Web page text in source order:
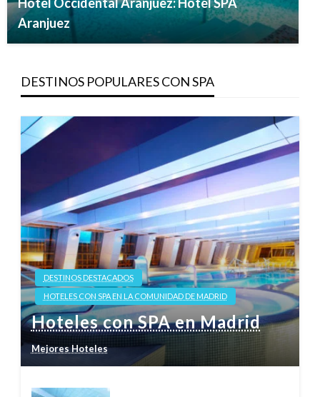
Hotel Occidental Aranjuez: Hotel SPA
Aranjuez
DESTINOS POPULARES CON SPA
DESTINOS DESTACADOS
HOTELES CON SPA EN LA COMUNIDAD DE MADRID
Hoteles con SPA en Madrid
Mejores Hoteles